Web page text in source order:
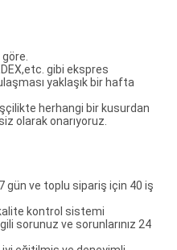
gibi ekspres
yaklaşık bir hafta
herhangi bir kusurdan
olarak onarıyoruz.
gün ve toplu sipariş için 40 iş
kontrol sistemi
sorunuz ve sorunlarınız 24